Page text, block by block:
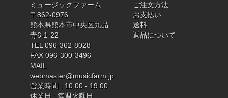
ミュージックファーム
〒862-0976
熊本県熊本市中央区九品
寺6-1-22
TEL 096-362-8028
FAX 096-300-3496
MAIL
webmaster@musicfarm.jp
営業時間 : 10:00 - 19:00
休業日 : 毎週火曜日
ご注文方法
お支払い
送料
返品について